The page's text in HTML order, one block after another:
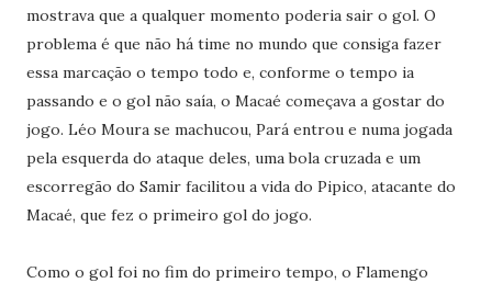
mostrava que a qualquer momento poderia sair o gol. O
problema é que não há time no mundo que consiga fazer
essa marcação o tempo todo e, conforme o tempo ia
passando e o gol não saía, o Macaé começava a gostar do
jogo. Léo Moura se machucou, Pará entrou e numa jogada
pela esquerda do ataque deles, uma bola cruzada e um
escorregão do Samir facilitou a vida do Pipico, atacante do
Macaé, que fez o primeiro gol do jogo.
Como o gol foi no fim do primeiro tempo, o Flamengo